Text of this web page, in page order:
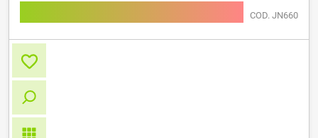
COD. JN660